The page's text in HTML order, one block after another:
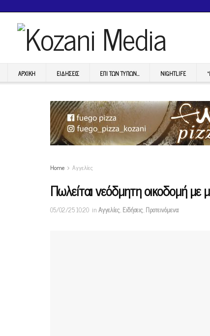
ΑΡΧΙΚΉ ΕΙΔΉΣΕΙΣ ΕΠI ΤΩΝ ΤΥΠΩΝ… NIGHTLIFE
Home Αγγελίες
Πωλείται νεόδμητη οικοδομή
05/02/25 10:20 inΑγγελίες,Ειδήσεις,Προτεινόμενα